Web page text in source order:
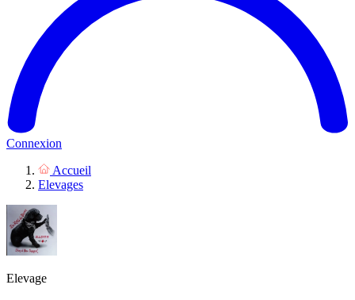
Connexion
Accueil
Elevages
Elevage